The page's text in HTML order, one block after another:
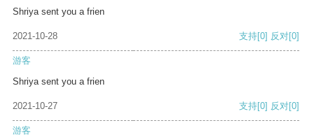
Shriya sent you a frien
2021-10-28 支持[0] 反对[0]
游客
Shriya sent you a frien
2021-10-27 支持[0] 反对[0]
游客